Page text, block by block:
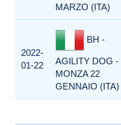
MARZO (ITA)
2022-
01-22
BH -
AGILITY DOG -
MONZA 22
GENNAIO (ITA)